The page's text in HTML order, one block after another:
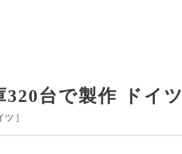
台で製作 ドイツ
ツ ]